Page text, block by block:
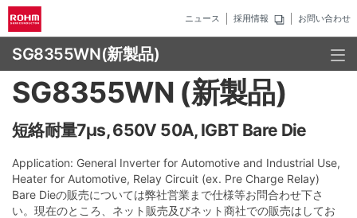
ニュース 採用情報 お問い合わせ
SG8355WN(新製品)
SG8355WN (新製品)
短絡耐量7μs, 650V 50A, IGBT Bare Die
Application: General Inverter for Automotive and Industrial Use,
Heater for Automotive, Relay Circuit (ex. Pre Charge Relay)
Bare Dieの販売については弊社営業まで仕様等お問合わせ下さ
い。現在のところ、ネット販売及びネット商社での販売はしてお